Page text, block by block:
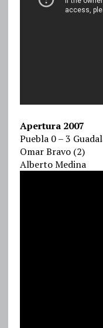
Apertura 2007
Puebla 0 – 3
Omar Bravo (2)
Alberto Medina